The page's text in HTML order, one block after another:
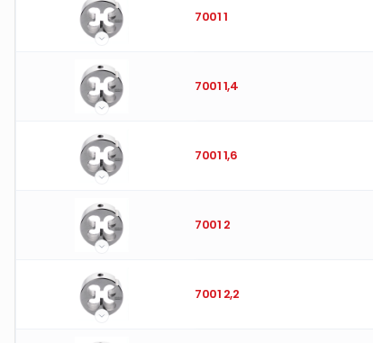
7001 1
7001 1,4
7001 1,6
7001 2
7001 2,2